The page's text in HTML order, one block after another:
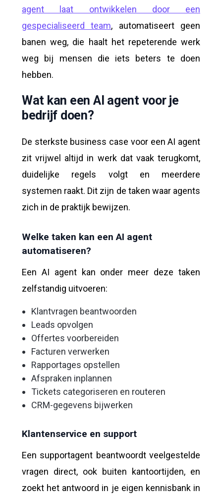
agent laat ontwikkelen door een
gespecialiseerd team, automatiseert geen
banen weg, die haalt het repeterende werk
weg bij mensen die iets beters te doen
hebben.
Wat kan een AI agent voor je
bedrijf doen?
De sterkste business case voor een AI agent
zit vrijwel altijd in werk dat vaak terugkomt,
duidelijke regels volgt en meerdere
systemen raakt. Dit zijn de taken waar agents
zich in de praktijk bewijzen.
Welke taken kan een AI agent
automatiseren?
Een AI agent kan onder meer deze taken
zelfstandig uitvoeren:
Klantvragen beantwoorden
Leads opvolgen
Offertes voorbereiden
Facturen verwerken
Rapportages opstellen
Afspraken inplannen
Tickets categoriseren en routeren
CRM-gegevens bijwerken
Klantenservice en support
Een supportagent beantwoordt veelgestelde
vragen direct, ook buiten kantoortijden, en
zoekt het antwoord in je eigen kennisbank in